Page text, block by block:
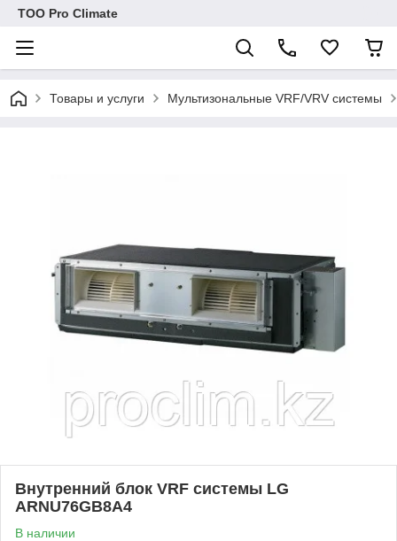
ТОО Pro Climate
Товары и услуги Мультизональные VRF/VRV системы
Внутренний блок VRF системы LG
ARNU76GB8A4
В наличии